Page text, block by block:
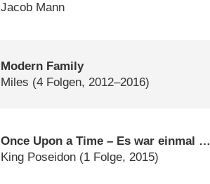
Jacob Mann
Modern Family
Miles (4 Folgen, 2012–2016)
Once Upon a Time – Es war einmal …
King Poseidon (1 Folge, 2015)